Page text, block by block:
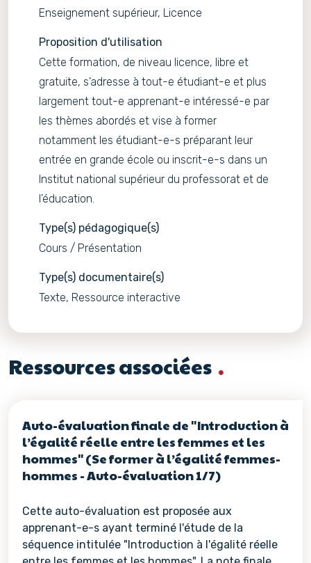
Enseignement supérieur, Licence
Proposition d'utilisation
Cette formation, de niveau licence, libre et
gratuite, s’adresse à tout-e étudiant-e et plus
largement tout-e apprenant-e intéressé-e par
les thèmes abordés et vise à former
notamment les étudiant-e-s préparant leur
entrée en grande école ou inscrit-e-s dans un
Institut national supérieur du professorat et de
l’éducation.
Type(s) pédagogique(s)
Cours / Présentation
Type(s) documentaire(s)
Texte, Ressource interactive
Ressources associées
Auto-évaluation finale de "Introduction à
l’égalité réelle entre les femmes et les
hommes" (Se former à l’égalité femmes-
hommes - Auto-évaluation 1/7)
Cette auto-évaluation est proposée aux
apprenant-e-s ayant terminé l'étude de la
séquence intitulée "Introduction à l'égalité réelle